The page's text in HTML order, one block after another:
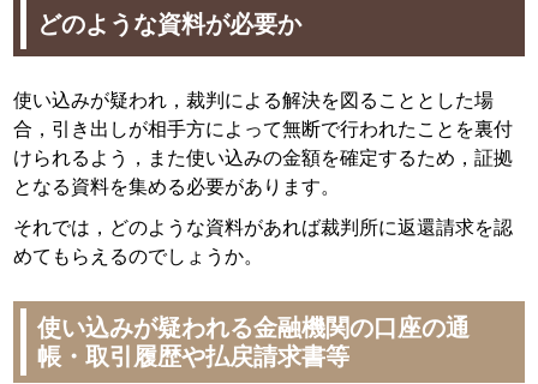
どのような資料が必要か
使い込みが疑われ，裁判による解決を図ることとした場
合，引き出しが相手方によって無断で行われたことを裏付
けられるよう，また使い込みの金額を確定するため，証拠
となる資料を集める必要があります。
それでは，どのような資料があれば裁判所に返還請求を認
めてもらえるのでしょうか。
使い込みが疑われる金融機関の口座の通
帳・取引履歴や払戻請求書等